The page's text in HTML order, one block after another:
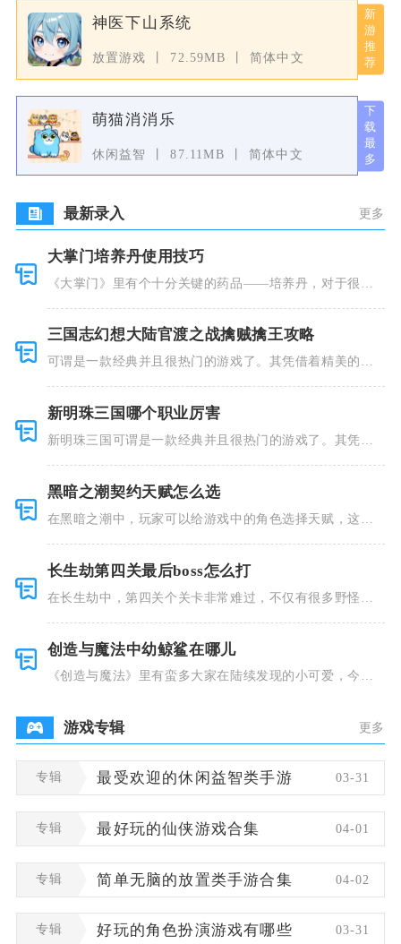
神医下山系统
放置游戏 72.59MB 简体中文
萌猫消消乐
休闲益智 87.11MB 简体中文
最新录入 更多
大掌门培养丹使用技巧
《大掌门》里有个十分关键的药品——培养丹，对于很多
三国志幻想大陆官渡之战擒贼擒王攻略
可谓是一款经典并且很热门的游戏了。其凭借着精美的画
新明珠三国哪个职业厉害
新明珠三国可谓是一款经典并且很热门的游戏了。其凭借
黑暗之潮契约天赋怎么选
在黑暗之潮中，玩家可以给游戏中的角色选择天赋，这些
长生劫第四关最后boss怎么打
在长生劫中，第四关个关卡非常难过，不仅有很多野怪，
创造与魔法中幼鲸鲨在哪儿
《创造与魔法》里有蛮多大家在陆续发现的小可爱，今天
游戏专辑 更多
专辑 最受欢迎的休闲益智类手游 03-31
专辑 最好玩的仙侠游戏合集 04-01
专辑 简单无脑的放置类手游合集 04-02
专辑 好玩的角色扮演游戏有哪些 03-31